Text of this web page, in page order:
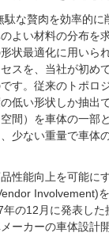
な贅肉を効率的
よい材料の分布を
状最適化に用いら
スを、当社が初め
す。従来のトポロ
低い形状しか抽出
間）を車体の一部
少ない重量で車体
性能向上を可能に
Involvement)
の12月に発表し
ーカーの車体設計